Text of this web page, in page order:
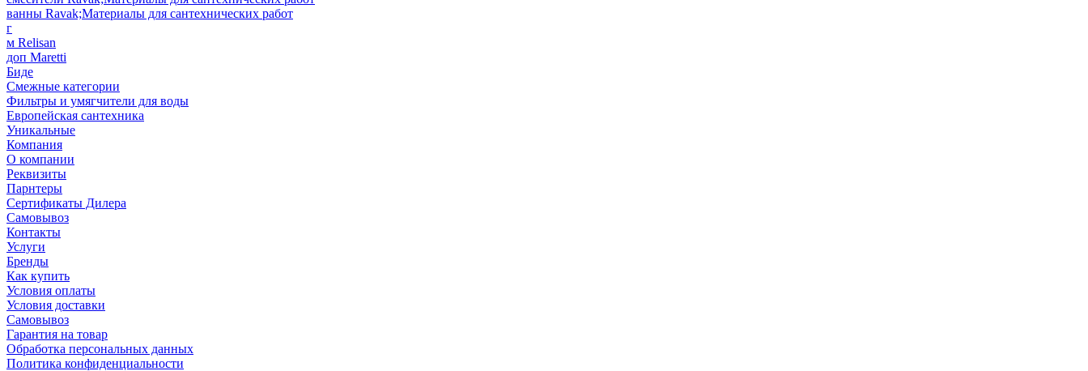
ванны Ravak;Материалы для сантехнических работ
г
м Relisan
доп Maretti
Биде
Смежные категории
Фильтры и умягчители для воды
Европейская сантехника
Уникальные
Компания
О компании
Реквизиты
Парнтеры
Сертификаты Дилера
Самовывоз
Контакты
Услуги
Бренды
Как купить
Условия оплаты
Условия доставки
Самовывоз
Гарантия на товар
Обработка персональных данных
Политика конфиденциальности